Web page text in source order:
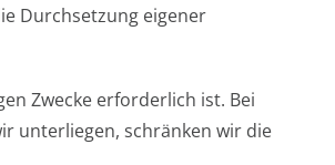
Durchsetzung eigener
Zwecke erforderlich ist. Bei
unterliegen, schränken wir die